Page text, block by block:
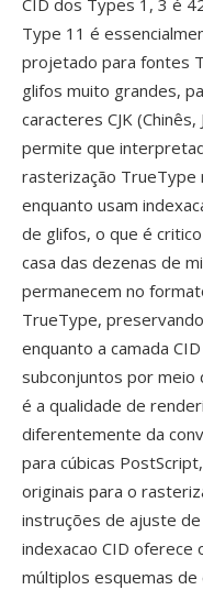
CID dos Types 1, 3 é
Type 11 é
projetado para fontes
glifos muito grandes,
caracteres CJK
permite que
rasterização TrueType
enquanto usam
de glifos, o que é
casa das dezenas de
permanecem no
TrueType,
enquanto a camada
subconjuntos por meio
é a qualidade de
diferentemente da
para cúbicas
originais para o
instruções de ajuste
indexacao CID
múltiplos esquemas de